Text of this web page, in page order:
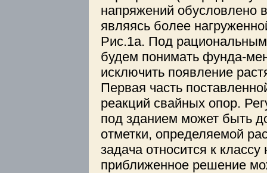
напряжений обусловлено
являясь более
Рис.1а. Под
будем понимать фунда-
исключить появление
Первая часть
реакций свайных опор.
под зданием может быть
отметки, определяемой
задача относится к
приближенное решение